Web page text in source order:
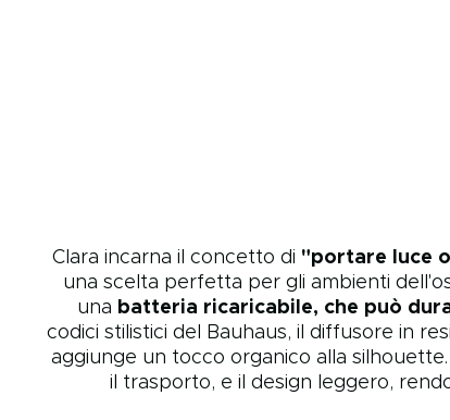
Clara incarna il concetto di "portare luce
una scelta perfetta per gli ambienti
una batteria ricaricabile, che può
codici stilistici del Bauhaus, il diffusore in
aggiunge un tocco organico alla
il trasporto, e il design leggero,